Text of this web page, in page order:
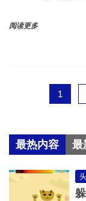
阅读更多
1
最热内容 最